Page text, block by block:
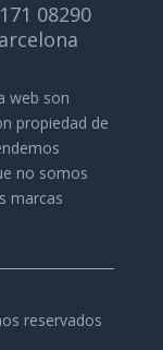
08290
web son
propiedad de
no somos
marcas
reservados